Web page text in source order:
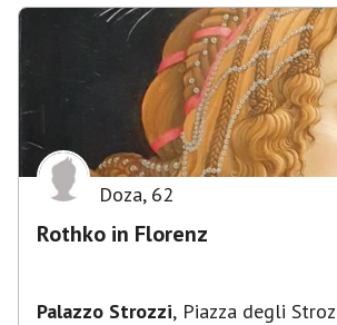
Doza, 62
Rothko in Florenz
Palazzo Strozzi, Piazza degli